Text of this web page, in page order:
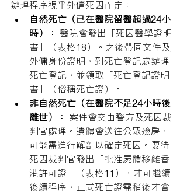
辦理程序視乎外傭死因而定：
自然死亡（已在醫院留醫超過24小
時）：
醫院會發出「死因醫學證明
書」（表格18）。之後帶同文件及
外傭身份證明，到死亡登記處辦理
死亡登記，並領取「死亡登記證明
書」（俗稱死亡證）。
非自然死亡（在醫院不足24小時後
離世）：
案件會交由警方及死因裁
判官處理。遺體會送往公眾殮房，
可能需進行解剖以確定死因。要待
死因裁判官發出「批准屍體移離香
港許可證」（表格11），才可繼續
後續程序，正式死亡證需稍後才會